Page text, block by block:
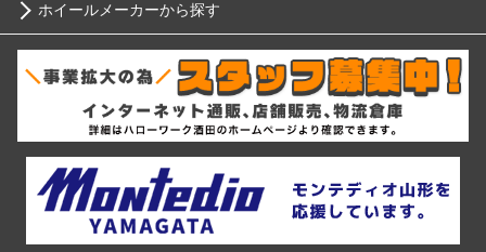
スバル
マツダ
ミツビシ
12インチ
14インチ
15インチ
ブリヂストン
ミシュラン
ヨコハマ
ダンロップ
ホイールメーカーから探す
RIH
Advanti Racing